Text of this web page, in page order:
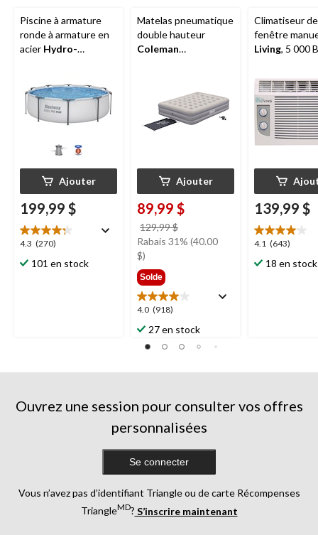
Piscine à armature
ronde à armature en
acier Hydro-
Ajouter
199,99 $
4.3 (270)
4.3
étoile(s)
sur
101 en stock
Matelas pneumatique
double hauteur
Coleman
120 V, grand lit
Ajouter
89,99 $
129,99 $
était
Rabais 31% (40.00
$)
Solde
4.0 (918)
4.0
étoile(s)
sur
5.
27 en stock
Climatiseur de
fenêtre
Living, 5 000
139,99 $
4.1 (643)
4.1
étoile(s)
sur
18 en stock
Ouvrez une session pour consulter vos offres
personnalisées
Se connecter
Vous n’avez pas d’identifiant Triangle ou de carte Récompenses
TriangleMD? S’inscrire maintenant